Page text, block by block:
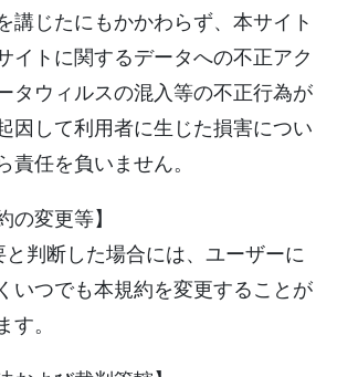
講じたにもかかわらず、本サイト
イトに関するデータへの不正アク
タウィルスの混入等の不正行為が
因して利用者に生じた損害につい
責任を負いません。
の変更等】
と判断した場合には、ユーザーに
いつでも本規約を変更することが
す。